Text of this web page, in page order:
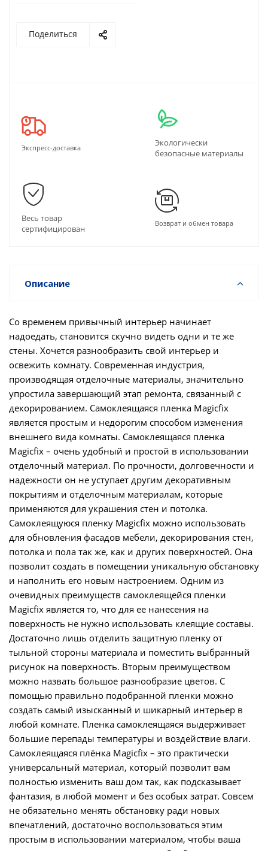
Поделиться
Экспресс-доставка
Экологически
безопасные материалы
Весь товар
сертифицирован
Возврат и обмен товара
Описание
Со временем привычный интерьер начинает
надоедать, становится скучно видеть одни и те же
стены. Хочется разнообразить свой интерьер и
освежить комнату. Современная индустрия,
производящая отделочные материалы, значительно
упростила завершающий этап ремонта, связанный с
декорированием. Самоклеящаяся пленка Magicfix
является простым и недорогим способом изменения
внешнего вида комнаты. Самоклеящаяся пленка
Magicfix – очень удобный и простой в использовании
отделочный материал. По прочности, долговечности и
надежности он не уступает другим декоративным
покрытиям и отделочным материалам, которые
применяются для украшения стен и потолка.
Самоклеящуюся пленку Magicfix можно использовать
для обновления фасадов мебели, декорирования стен,
потолка и пола так же, как и других поверхностей. Она
позволит создать в помещении уникальную обстановку
и наполнить его новым настроением. Одним из
очевидных преимуществ самоклеящейся пленки
Magicfix является то, что для ее нанесения на
поверхность не нужно использовать клеящие составы.
Достаточно лишь отделить защитную пленку от
тыльной стороны материала и поместить выбранный
рисунок на поверхность. Вторым преимуществом
можно назвать большое разнообразие цветов. С
помощью правильно подобранной пленки можно
создать самый изысканный и шикарный интерьер в
любой комнате. Пленка самоклеящаяся выдерживает
большие перепады температуры и воздействие влаги.
Самоклеящаяся плёнка Magicfix – это практически
универсальный материал, который позволит вам
полностью изменить ваш дом так, как подсказывает
фантазия, в любой момент и без особых затрат. Совсем
не обязательно менять обстановку ради новых
впечатлений, достаточно воспользоваться этим
простым в использовании материалом, чтобы ваша